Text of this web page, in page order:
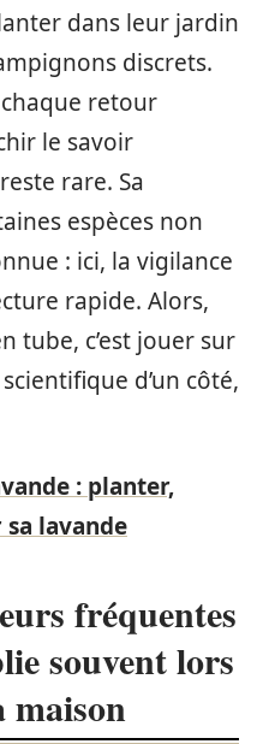
dans leur jardin
discrets.
retour
le savoir
rare. Sa
espèces non
: ici, la vigilance
rapide. Alors,
tube, c’est jouer sur
d’un côté,
: planter,
lavande
fréquentes
souvent lors
maison